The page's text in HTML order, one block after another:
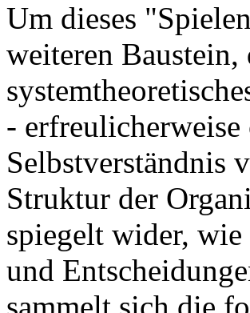
Um dieses
weiteren
-
Selbstverständnis
Struktur der
spiegelt wider,
und